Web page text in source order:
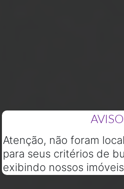
AVISO
Atenção, não foram
para seus critérios de
exibindo nossos